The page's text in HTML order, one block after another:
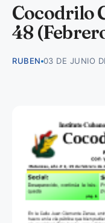
Cocodrilo
48
RUBEN 03 DE JUNIO